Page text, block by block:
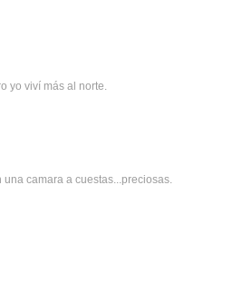
yo viví más al norte.
camara a cuestas...preciosas.